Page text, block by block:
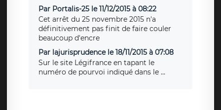
Par Portalis-25 le 11/12/2015 à 08:22
Cet arrêt du 25 novembre 2015 n'a
définitivement pas finit de faire couler
beaucoup d'encre
Par lajurisprudence le 18/11/2015 à 07:08
Sur le site Légifrance en tapant le
numéro de pourvoi indiqué dans le ...